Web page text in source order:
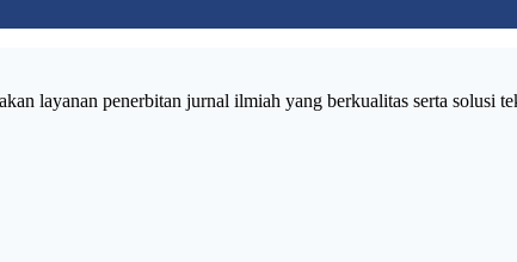
layanan penerbitan jurnal ilmiah yang berkualitas serta solusi